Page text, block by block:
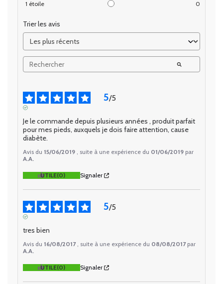
1 étoile 0
Trier les avis
5/5
Je le commande depuis plusieurs années , produit parfait
pour mes pieds, auxquels je dois faire attention, cause
diabète.
Avis du 15/06/2019 , suite à une expérience du 01/06/2019 par
A.A.
UTILE(0) Signaler
5/5
tres bien
Avis du 16/08/2017 , suite à une expérience du 08/08/2017 par
A.A.
UTILE(0) Signaler